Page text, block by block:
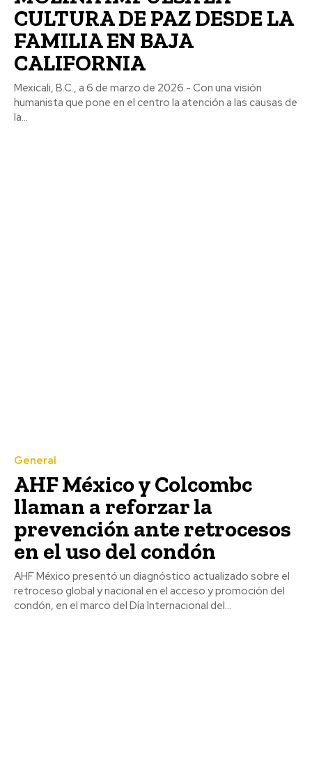
CULTURA DE PAZ DESDE LA
FAMILIA EN BAJA
CALIFORNIA
Mexicali, B.C., a 6 de marzo de 2026.- Con una visión
humanista que pone en el centro la atención a las causas de
la...
General
AHF México y Colcombc
llaman a reforzar la
prevención ante retrocesos
en el uso del condón
AHF México presentó un diagnóstico actualizado sobre el
retroceso global y nacional en el acceso y promoción del
condón, en el marco del Día Internacional del...